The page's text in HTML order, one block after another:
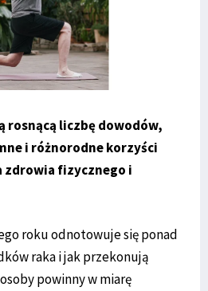
rosnącą liczbę dowodów,
i różnorodne korzyści
zdrowia fizycznego i
roku odnotowuje się ponad
raka i jak przekonują
powinny w miarę